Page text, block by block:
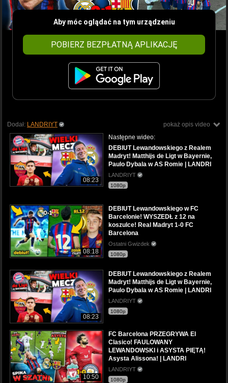
Aby móc oglądać na tym urządzeniu
POBIERZ BEZPŁATNĄ APLIKACJĘ
pokaż opis video
Dodał: LANDRIYT
08:23
Następne wideo:
DEBIUT Lewandowskiego z Realem
Madryt! Matthijs de Ligt w Bayernie,
Paulo Dybala w AS Romie | LANDRI
LANDRIYT
1080p
08:18
DEBIUT Lewandowskiego w FC
Barcelonie! WYSZEDŁ z 12 na
koszulce! Real Madryt 1-0 FC
Barcelona
Ostatni Gwizdek
1080p
08:23
DEBIUT Lewandowskiego z Realem
Madryt! Matthijs de Ligt w Bayernie,
Paulo Dybala w AS Romie | LANDRI
LANDRIYT
1080p
10:50
FC Barcelona PRZEGRYWA El
Clasico! FAULOWANY
LEWANDOWSKI i ASYSTA PIĘTĄ!
Asysta Alissona! | LANDRI
LANDRIYT
1080p